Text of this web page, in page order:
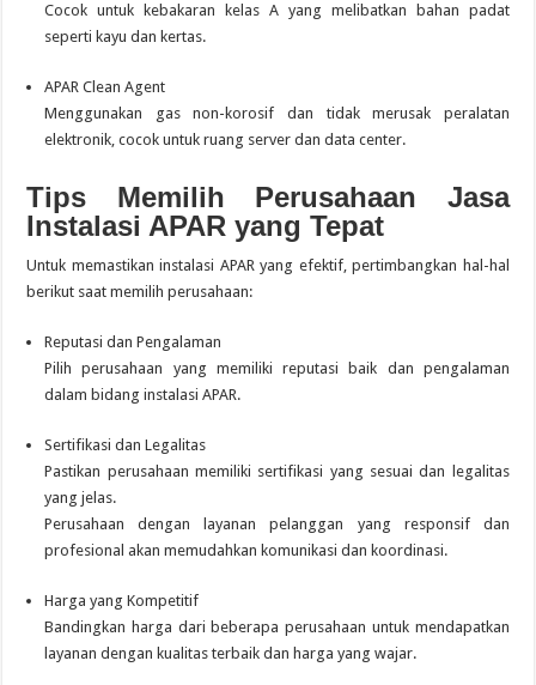
Cocok untuk kebakaran kelas A yang melibatkan bahan padat
seperti kayu dan kertas.
APAR Clean Agent
Menggunakan gas non-korosif dan tidak merusak peralatan
elektronik, cocok untuk ruang server dan data center.
Tips Memilih Perusahaan Jasa
Instalasi APAR yang Tepat
Untuk memastikan instalasi APAR yang efektif, pertimbangkan hal-hal
berikut saat memilih perusahaan:
Reputasi dan Pengalaman
Pilih perusahaan yang memiliki reputasi baik dan pengalaman
dalam bidang instalasi APAR.
Sertifikasi dan Legalitas
Pastikan perusahaan memiliki sertifikasi yang sesuai dan legalitas
yang jelas.
Perusahaan dengan layanan pelanggan yang responsif dan
profesional akan memudahkan komunikasi dan koordinasi.
Harga yang Kompetitif
Bandingkan harga dari beberapa perusahaan untuk mendapatkan
layanan dengan kualitas terbaik dan harga yang wajar.